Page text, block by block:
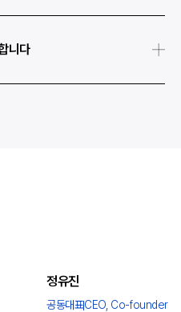
됩니다. 트리플라잇은
해결하려는 조직들의
수 있는 증거가
방법론을 활용해
니다
정유진
공동대표CEO, Co-founder